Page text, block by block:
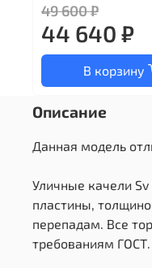
49 600 ₽
44 640 ₽
В корзину
Описание
Данная модель
Уличные качели
пластины,
перепадам. Все
требованиям